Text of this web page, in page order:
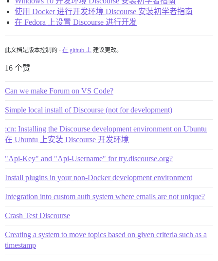
使用 Docker 进行开发环境 Discourse 安装初学者指南
在 Fedora 上设置 Discourse 进行开发
此文档是版本控制的 - 在 github 上 建议更改。
16 个赞
Can we make Forum on VS Code?
Simple local install of Discourse (not for development)
:cn: Installing the Discourse development environment on Ubuntu
在 Ubuntu 上安装 Discourse 开发环境
"Api-Key" and "Api-Username" for try.discourse.org?
Install plugins in your non-Docker development environment
Integration into custom auth system where emails are not unique?
Crash Test Discourse
Creating a system to move topics based on given criteria such as a
timestamp